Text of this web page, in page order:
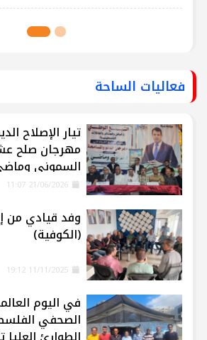
فعاليات الساحة
تيار الإصلاح
مهرجان صلح
السموني
وفد قيادي من
(الكوفية)
في اليوم
الصحفي